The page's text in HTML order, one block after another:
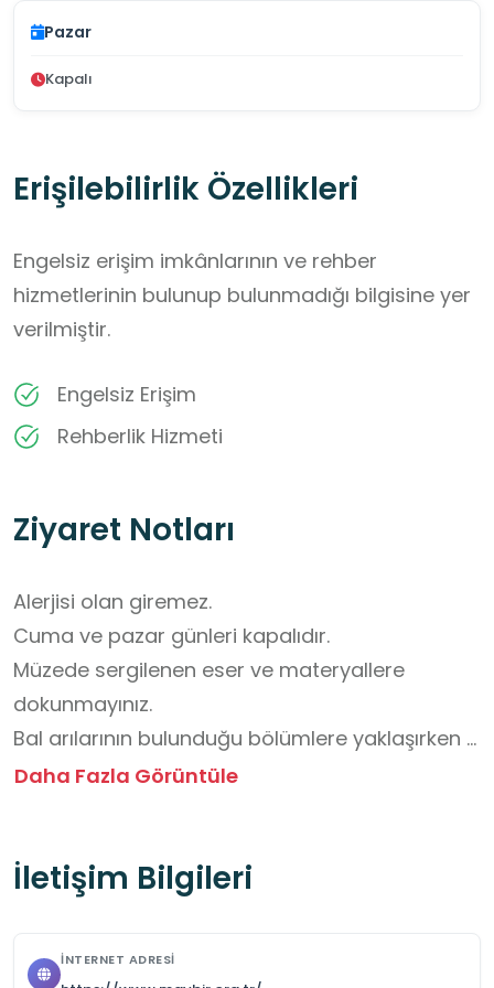
Pazar
Kapalı
Erişilebilirlik Özellikleri
Engelsiz erişim imkânlarının ve rehber
hizmetlerinin bulunup bulunmadığı bilgisine yer
verilmiştir.
Engelsiz Erişim
Rehberlik Hizmeti
Ziyaret Notları
Alerjisi olan giremez.
Cuma ve pazar günleri kapalıdır.
Müzede sergilenen eser ve materyallere
dokunmayınız.
Bal arılarının bulunduğu bölümlere yaklaşırken
sessiz olunuz, ani hareketlerden kaçınınız.
Müzede yiyecek ve içecek tüketmeyiniz.
Fotoğraf çekmek serbesttir; ancak flaşlı
Daha Fazla Görüntüle
İletişim Bilgileri
İNTERNET ADRESI